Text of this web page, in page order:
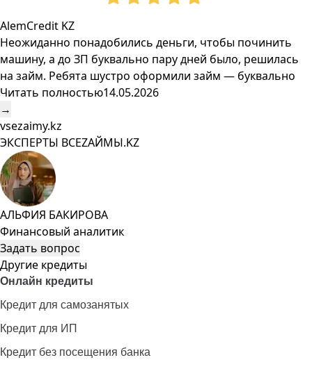
AlemCredit KZ
Неожиданно понадобились деньги, чтобы починить
машину, а до ЗП буквально пару дней было, решилась
на займ. Ребята шустро оформили займ — буквально
Читать полностью14.05.2026
→
vsezaimy.kz
ЭКСПЕРТЫ ВСЕZAЙМЫ.KZ
АЛЬФИЯ БАКИРОВА
Финансовый аналитик
Задать вопрос
Другие кредиты
Онлайн кредиты
Кредит для самозанятых
Кредит для ИП
Кредит без посещения банка